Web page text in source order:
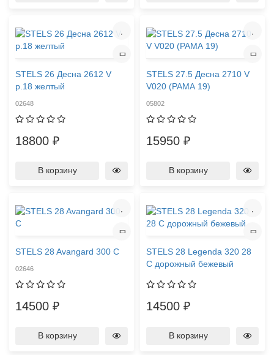
STELS 26 Десна 2612 V
р.18 желтый
02648
18800 ₽
В корзину
STELS 27.5 Десна 2710 V
V020 (РАМА 19)
05802
15950 ₽
В корзину
STELS 28 Avangard 300 С
02646
14500 ₽
В корзину
STELS 28 Legenda 320 28
C дорожный бежевый
14500 ₽
В корзину